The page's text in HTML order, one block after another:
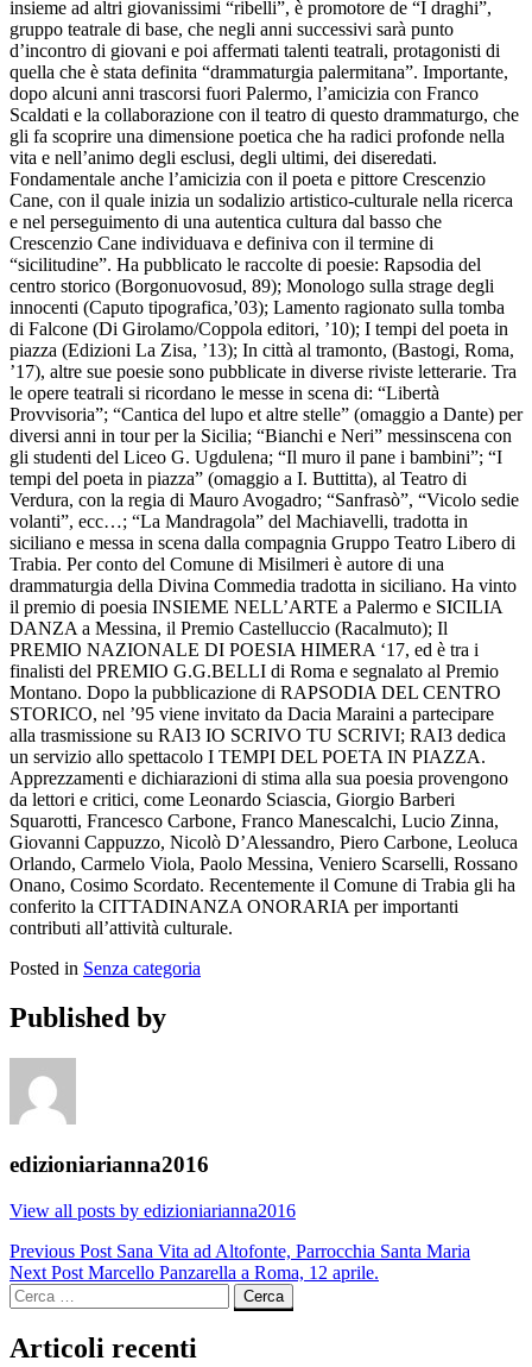
insieme ad altri giovanissimi “ribelli”, è promotore de “I draghi”,
gruppo teatrale di base, che negli anni successivi sarà punto
d’incontro di giovani e poi affermati talenti teatrali, protagonisti di
quella che è stata definita “drammaturgia palermitana”. Importante,
dopo alcuni anni trascorsi fuori Palermo, l’amicizia con Franco
Scaldati e la collaborazione con il teatro di questo drammaturgo, che
gli fa scoprire una dimensione poetica che ha radici profonde nella
vita e nell’animo degli esclusi, degli ultimi, dei diseredati.
Fondamentale anche l’amicizia con il poeta e pittore Crescenzio
Cane, con il quale inizia un sodalizio artistico-culturale nella ricerca
e nel perseguimento di una autentica cultura dal basso che
Crescenzio Cane individuava e definiva con il termine di
“sicilitudine”. Ha pubblicato le raccolte di poesie: Rapsodia del
centro storico (Borgonuovosud, 89); Monologo sulla strage degli
innocenti (Caputo tipografica,’03); Lamento ragionato sulla tomba
di Falcone (Di Girolamo/Coppola editori, ’10); I tempi del poeta in
piazza (Edizioni La Zisa, ’13); In città al tramonto, (Bastogi, Roma,
’17), altre sue poesie sono pubblicate in diverse riviste letterarie. Tra
le opere teatrali si ricordano le messe in scena di: “Libertà
Provvisoria”; “Cantica del lupo et altre stelle” (omaggio a Dante) per
diversi anni in tour per la Sicilia; “Bianchi e Neri” messinscena con
gli studenti del Liceo G. Ugdulena; “Il muro il pane i bambini”; “I
tempi del poeta in piazza” (omaggio a I. Buttitta), al Teatro di
Verdura, con la regia di Mauro Avogadro; “Sanfrasò”, “Vicolo sedie
volanti”, ecc…; “La Mandragola” del Machiavelli, tradotta in
siciliano e messa in scena dalla compagnia Gruppo Teatro Libero di
Trabia. Per conto del Comune di Misilmeri è autore di una
drammaturgia della Divina Commedia tradotta in siciliano. Ha vinto
il premio di poesia INSIEME NELL’ARTE a Palermo e SICILIA
DANZA a Messina, il Premio Castelluccio (Racalmuto); Il
PREMIO NAZIONALE DI POESIA HIMERA ‘17, ed è tra i
finalisti del PREMIO G.G.BELLI di Roma e segnalato al Premio
Montano. Dopo la pubblicazione di RAPSODIA DEL CENTRO
STORICO, nel ’95 viene invitato da Dacia Maraini a partecipare
alla trasmissione su RAI3 IO SCRIVO TU SCRIVI; RAI3 dedica
un servizio allo spettacolo I TEMPI DEL POETA IN PIAZZA.
Apprezzamenti e dichiarazioni di stima alla sua poesia provengono
da lettori e critici, come Leonardo Sciascia, Giorgio Barberi
Squarotti, Francesco Carbone, Franco Manescalchi, Lucio Zinna,
Giovanni Cappuzzo, Nicolò D’Alessandro, Piero Carbone, Leoluca
Orlando, Carmelo Viola, Paolo Messina, Veniero Scarselli, Rossano
Onano, Cosimo Scordato. Recentemente il Comune di Trabia gli ha
conferito la CITTADINANZA ONORARIA per importanti
contributi all’attività culturale.
Posted in Senza categoria
Published by
edizioniarianna2016
View all posts by edizioniarianna2016
Navigazione
articoli
Previous Post Sana Vita ad Altofonte, Parrocchia Santa Maria
Next Post Marcello Panzarella a Roma, 12 aprile.
Ricerca
per:
Articoli recenti